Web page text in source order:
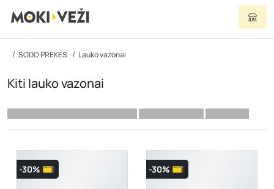
SODO PREKĖS Lauko vazonai
Kiti lauko vazonai
-30% -30%